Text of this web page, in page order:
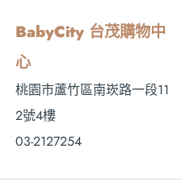
BabyCity 台茂購物中
心
桃園市蘆竹區南崁路一段11
2號4樓
03-2127254